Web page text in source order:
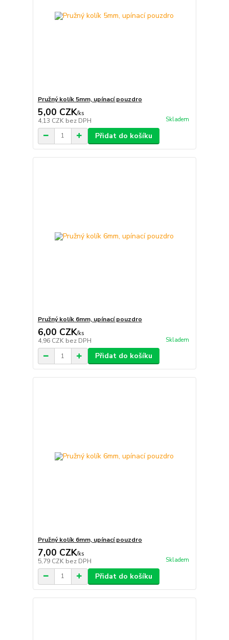
Pružný kolík 5mm, upínací pouzdro
5,00 CZK/ks
4,13 CZK bez DPH Skladem
Přidat do košíku
Pružný kolík 6mm, upínací pouzdro
6,00 CZK/ks
4,96 CZK bez DPH Skladem
Přidat do košíku
Pružný kolík 6mm, upínací pouzdro
7,00 CZK/ks
5,79 CZK bez DPH Skladem
Přidat do košíku